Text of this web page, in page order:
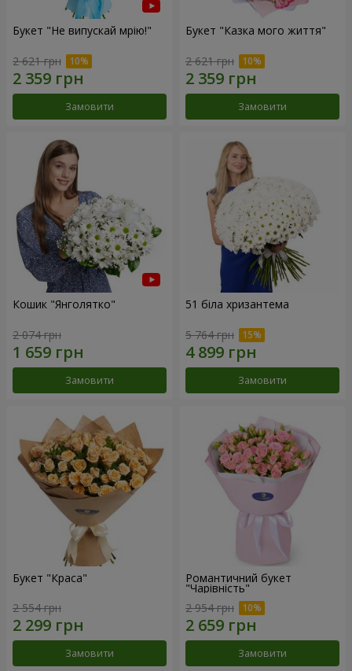
Букет "Не випускай мрію!"
2 621 грн
Замовити
Букет "Казка мого життя"
2 621 грн
Замовити
Кошик "Янголятко"
2 074 грн
Замовити
51 біла хризантема
5 764 грн
Замовити
Букет "Краса"
2 554 грн
Замовити
Романтичний букет
"Чарівність"
2 954 грн
Замовити